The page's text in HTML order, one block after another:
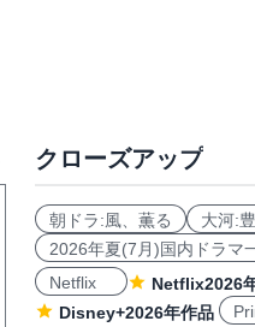
クローズアップ
朝ドラ:風、薫る 大河:
2026年夏(7月)国内ドラマ
Netflix
Netflix2026
Disney+2026年作品